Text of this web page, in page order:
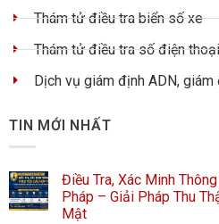
Thám tử điều tra biển số xe
Thám tử điều tra số điện thoại
Dịch vụ giám định ADN,
TIN MỚI NHẤT
Điều Tra, Xác Minh
Pháp – Giải Pháp Thu
Mật